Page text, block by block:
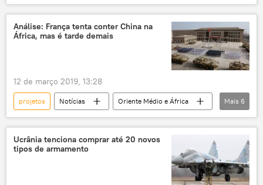
planos
mísseis
sistema de defesa de mísseis
Coreia do Norte
EUA
Análise: França tenta conter China na
África, mas é tarde demais
12 de março 2019, 13:28
projetos Notícias
Oriente Médio e África
Mundo
China
África
concorrência
econômico
Mais 6
Ucrânia tenciona comprar até 20 novos
tipos de armamento